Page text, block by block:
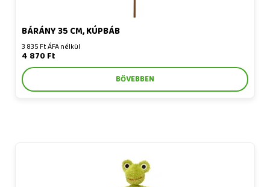
BÁRÁNY 35 CM, KÚPBÁB
3 835 Ft ÁFA nélkül
4 870 Ft
BŐVEBBEN